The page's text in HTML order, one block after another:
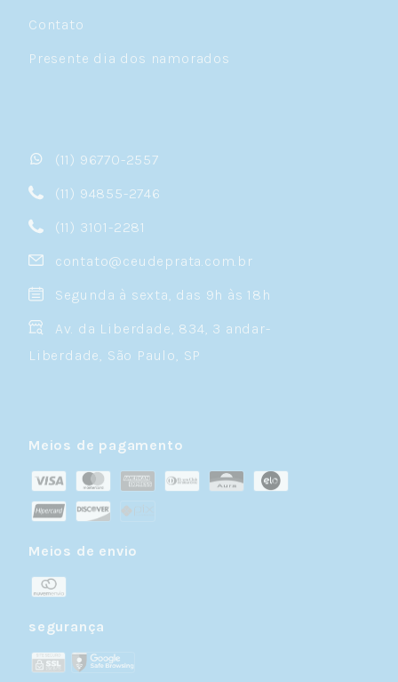
Contato
Presente dia dos namorados
(11) 96770-2557
(11) 94855-2746
(11) 3101-2281
contato@ceudeprata.com.br
Segunda à sexta, das 9h às 18h
Av. da Liberdade, 834, 3 andar-
Liberdade, São Paulo, SP
Meios de pagamento
Meios de envio
segurança